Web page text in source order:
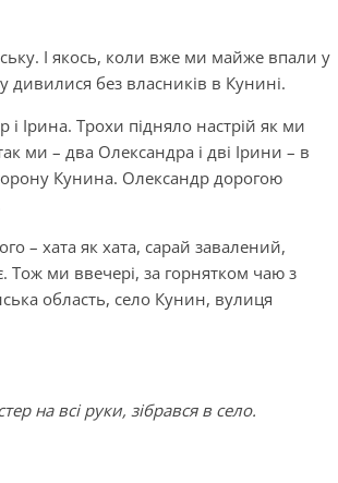
І якось, коли вже ми майже впали у
без власників в Кунині.
Ірина. Трохи підняло настрій як ми
ми – два Олександра і дві Ірини – в
Кунина. Олександр дорогою
– хата як хата, сарай завалений,
Тож ми ввечері, за горнятком чаю з
область, село Кунин, вулиця
на всі руки, зібрався в село.